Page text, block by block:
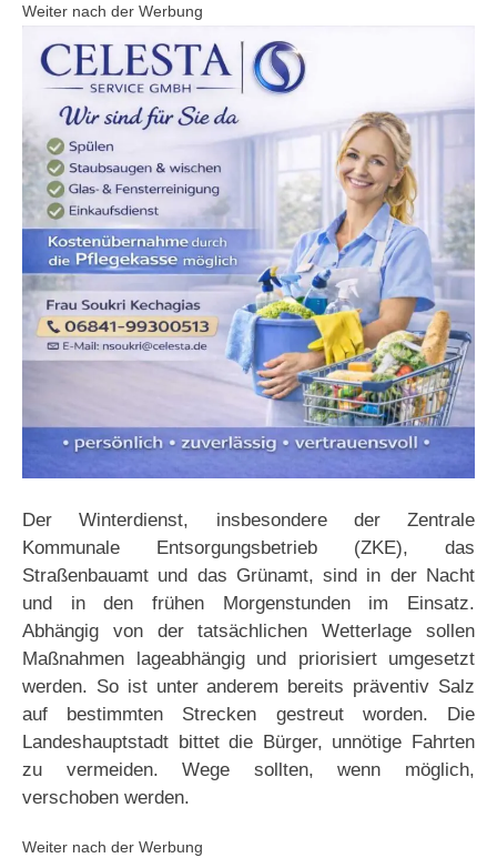
Weiter nach der Werbung
Der Winterdienst, insbesondere der Zentrale
Kommunale Entsorgungsbetrieb (ZKE), das
Straßenbauamt und das Grünamt, sind in der Nacht
und in den frühen Morgenstunden im Einsatz.
Abhängig von der tatsächlichen Wetterlage sollen
Maßnahmen lageabhängig und priorisiert umgesetzt
werden. So ist unter anderem bereits präventiv Salz
auf bestimmten Strecken gestreut worden. Die
Landeshauptstadt bittet die Bürger, unnötige Fahrten
zu vermeiden. Wege sollten, wenn möglich,
verschoben werden.
Weiter nach der Werbung